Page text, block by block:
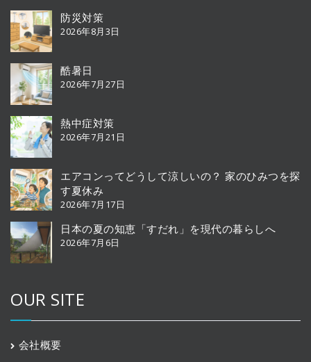
防災対策
2026年8月3日
酷暑日
2026年7月27日
熱中症対策
2026年7月21日
エアコンってどうして涼しいの？ 家のひみつを探
す夏休み
2026年7月17日
日本の夏の知恵「すだれ」を現代の暮らしへ
2026年7月6日
OUR SITE
会社概要